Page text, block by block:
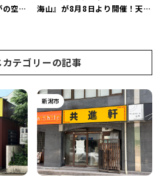
空」
海山』が8月8日より開催！天然
カテゴリーの記事
新潟市